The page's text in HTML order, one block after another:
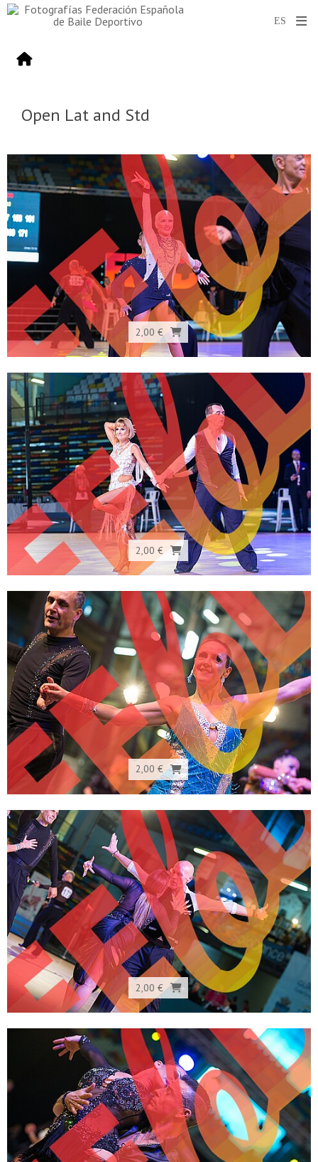
Open Lat and Std
2,00 €
2,00 €
2,00 €
2,00 €